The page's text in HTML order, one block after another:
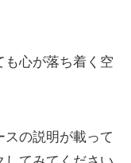
も心が落ち着く空
の説明が載って